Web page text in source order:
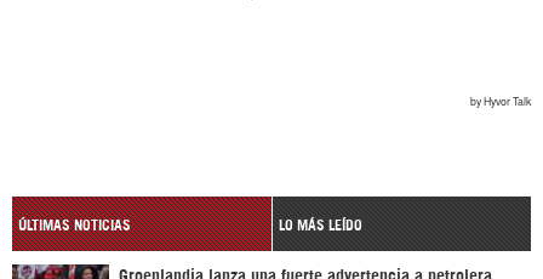
ÚLTIMAS NOTICIAS LO MÁS LEÍDO
Groenlandia lanza una fuerte advertencia a petrolera